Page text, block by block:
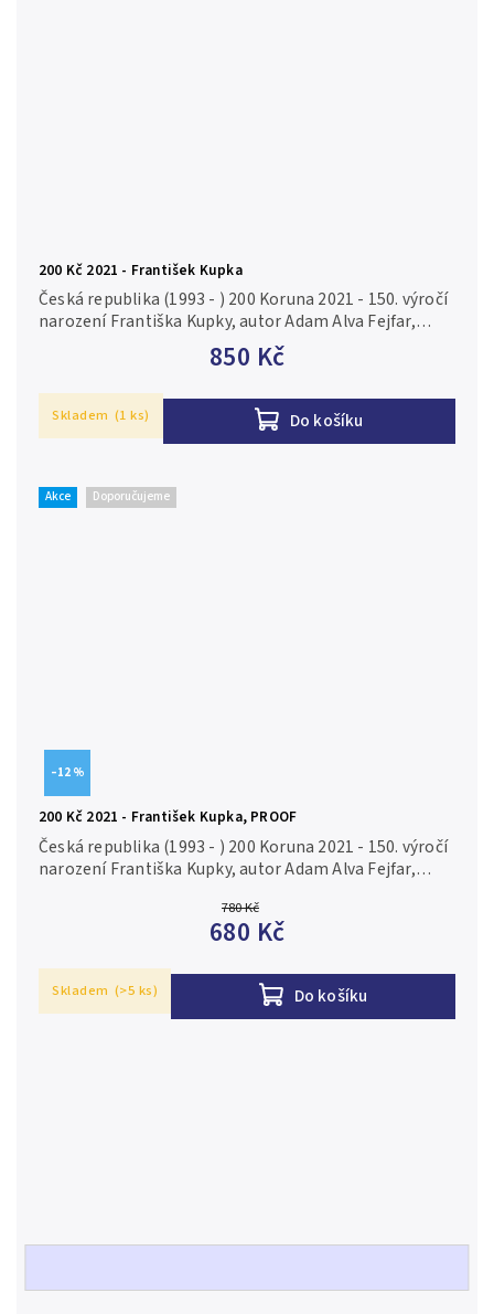
200 Kč 2021 - František Kupka
850 Kč
Do košíku
Česká republika (1993 - ) 200 Koruna 2021 - 150. výročí
narození Františka Kupky, autor Adam Alva Fejfar,
Aurea C233, kapsle, certifikát, běžná kvalita Ag 0,925,
Skladem (1 ks)
Akce Doporučujeme
–12 %
200 Kč 2021 - František Kupka, PROOF
780 Kč
680 Kč
Do košíku
Česká republika (1993 - ) 200 Koruna 2021 - 150. výročí
narození Františka Kupky, autor Adam Alva Fejfar,
Skladem (>5 ks)